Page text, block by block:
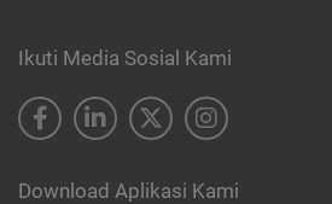
Ikuti Media Sosial Kami
Download Aplikasi Kami